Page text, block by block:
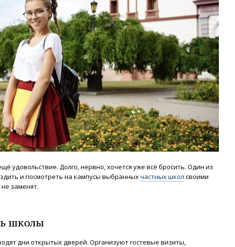
удовольствие. Долго, нервно, хочется уже всё бросить. Один из
и посмотреть на кампусы выбранныхчастных школ своими
заменят.
школы
дни открытых дверей. Организуют гостевые визиты,